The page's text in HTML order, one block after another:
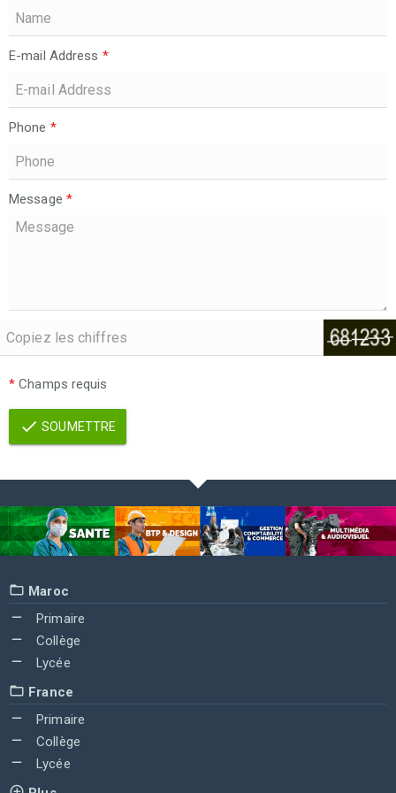
E-mail Address *
Phone *
Message *
* Champs requis
SOUMETTRE
Maroc
Primaire
Collège
Lycée
France
Primaire
Collège
Lycée